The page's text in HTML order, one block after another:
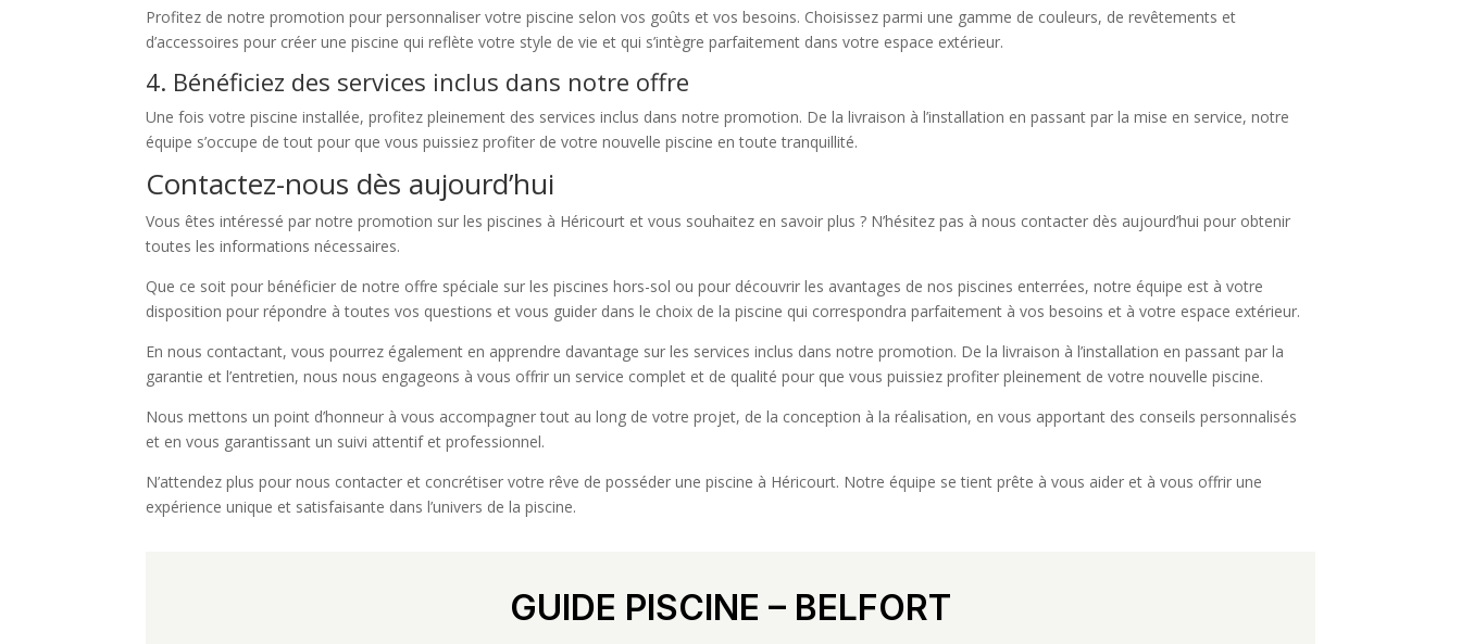
Profitez de notre promotion pour personnaliser votre piscine selon vos goûts et vos besoins. Choisissez parmi une gamme de couleurs, de revêtements et
d’accessoires pour créer une piscine qui reflète votre style de vie et qui s’intègre parfaitement dans votre espace extérieur.
4. Bénéficiez des services inclus dans notre offre
Une fois votre piscine installée, profitez pleinement des services inclus dans notre promotion. De la livraison à l’installation en passant par la mise en service, notre
équipe s’occupe de tout pour que vous puissiez profiter de votre nouvelle piscine en toute tranquillité.
Contactez-nous dès aujourd’hui
Vous êtes intéressé par notre promotion sur les piscines à Héricourt et vous souhaitez en savoir plus ? N’hésitez pas à nous contacter dès aujourd’hui pour obtenir
toutes les informations nécessaires.
Que ce soit pour bénéficier de notre offre spéciale sur les piscines hors-sol ou pour découvrir les avantages de nos piscines enterrées, notre équipe est à votre
disposition pour répondre à toutes vos questions et vous guider dans le choix de la piscine qui correspondra parfaitement à vos besoins et à votre espace extérieur.
En nous contactant, vous pourrez également en apprendre davantage sur les services inclus dans notre promotion. De la livraison à l’installation en passant par la
garantie et l’entretien, nous nous engageons à vous offrir un service complet et de qualité pour que vous puissiez profiter pleinement de votre nouvelle piscine.
Nous mettons un point d’honneur à vous accompagner tout au long de votre projet, de la conception à la réalisation, en vous apportant des conseils personnalisés
et en vous garantissant un suivi attentif et professionnel.
N’attendez plus pour nous contacter et concrétiser votre rêve de posséder une piscine à Héricourt. Notre équipe se tient prête à vous aider et à vous offrir une
expérience unique et satisfaisante dans l’univers de la piscine.
GUIDE PISCINE – BELFORT